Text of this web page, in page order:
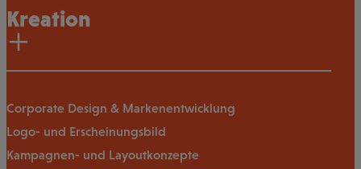
Kreation
Corporate Design & Markenentwicklung
Logo- und Erscheinungsbild
Kampagnen- und Layoutkonzepte